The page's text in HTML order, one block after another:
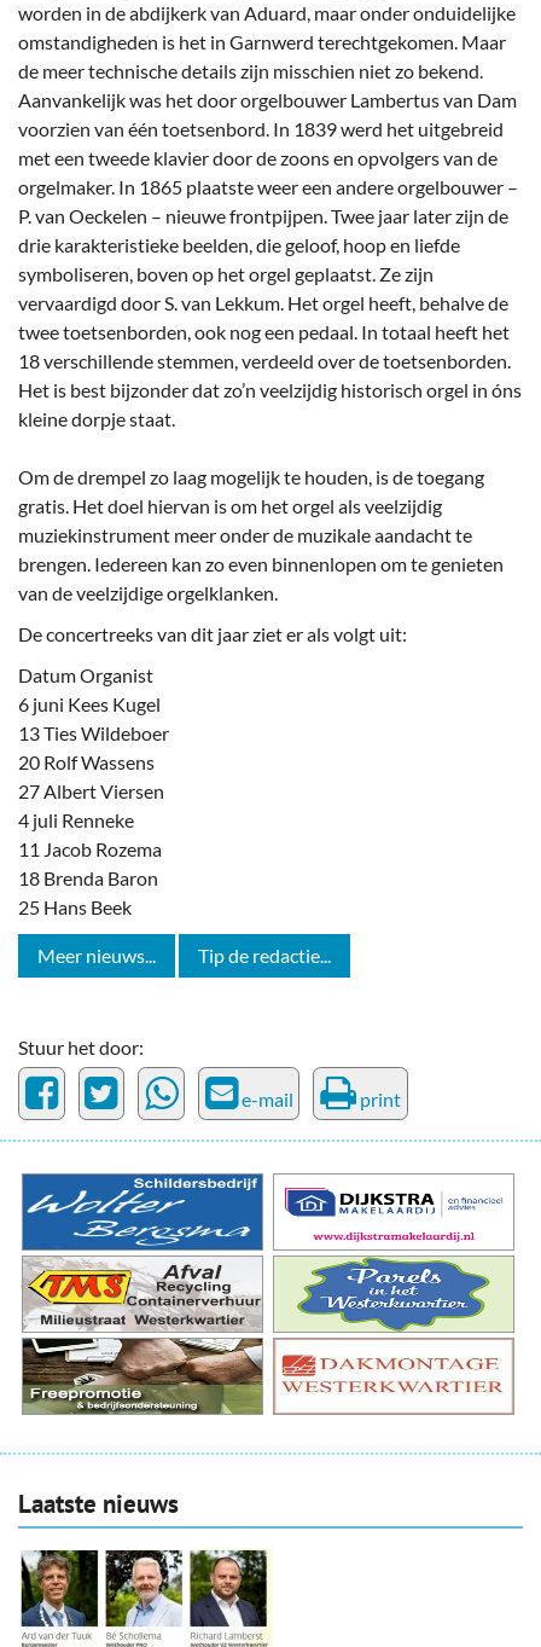
worden in de abdijkerk van Aduard, maar onder onduidelijke
omstandigheden is het in Garnwerd terechtgekomen. Maar
de meer technische details zijn misschien niet zo bekend.
Aanvankelijk was het door orgelbouwer Lambertus van Dam
voorzien van één toetsenbord. In 1839 werd het uitgebreid
met een tweede klavier door de zoons en opvolgers van de
orgelmaker. In 1865 plaatste weer een andere orgelbouwer –
P. van Oeckelen – nieuwe frontpijpen. Twee jaar later zijn de
drie karakteristieke beelden, die geloof, hoop en liefde
symboliseren, boven op het orgel geplaatst. Ze zijn
vervaardigd door S. van Lekkum. Het orgel heeft, behalve de
twee toetsenborden, ook nog een pedaal. In totaal heeft het
18 verschillende stemmen, verdeeld over de toetsenborden.
Het is best bijzonder dat zo’n veelzijdig historisch orgel in óns
kleine dorpje staat.
Om de drempel zo laag mogelijk te houden, is de toegang
gratis. Het doel hiervan is om het orgel als veelzijdig
muziekinstrument meer onder de muzikale aandacht te
brengen. Iedereen kan zo even binnenlopen om te genieten
van de veelzijdige orgelklanken.
De concertreeks van dit jaar ziet er als volgt uit:
Datum Organist
6 juni Kees Kugel
13 Ties Wildeboer
20 Rolf Wassens
27 Albert Viersen
4 juli Renneke
11 Jacob Rozema
18 Brenda Baron
25 Hans Beek
Meer nieuws... Tip de redactie...
Stuur het door:
e-mail print
Laatste nieuws